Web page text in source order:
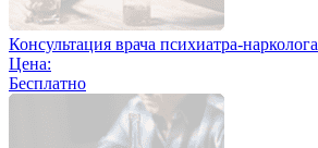
Консультация врача психиатра-нарколога
Цена:
Бесплатно